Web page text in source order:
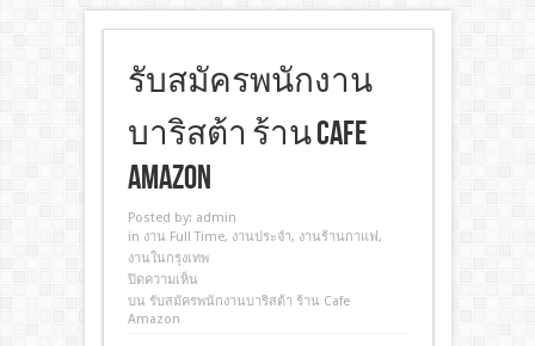
รับสมัครพนักงาน
บาริสต้า ร้าน Cafe
Amazon
Posted by: admin
in งาน Full Time, งานประจํา, งานร้านกาแฟ,
งานในกรุงเทพ
ปิดความเห็น
บน รับสมัครพนักงานบาริสต้า ร้าน Cafe
Amazon